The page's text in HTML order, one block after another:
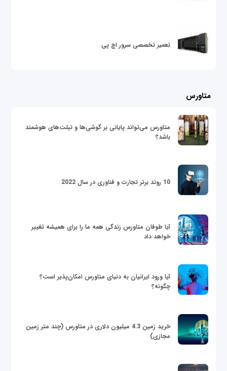
تعمیر تخصصی سرور اچ پی
متاورس
متاورس می‌تواند پایانی بر گوشی‌ها و تبلت‌های هوشمند
باشد؟
10 روند برتر تجارت و فناوری در سال 2022
آیا طوفان متاورس زندگی همه ما را برای همیشه تغییر
خواهد داد
آیا ورود ایرانیان به دنیای متاورس امکان‌پذیر است؟
چگونه؟
خرید زمین 4.3 میلیون دلاری در متاورس (چند متر زمین
مجازی)